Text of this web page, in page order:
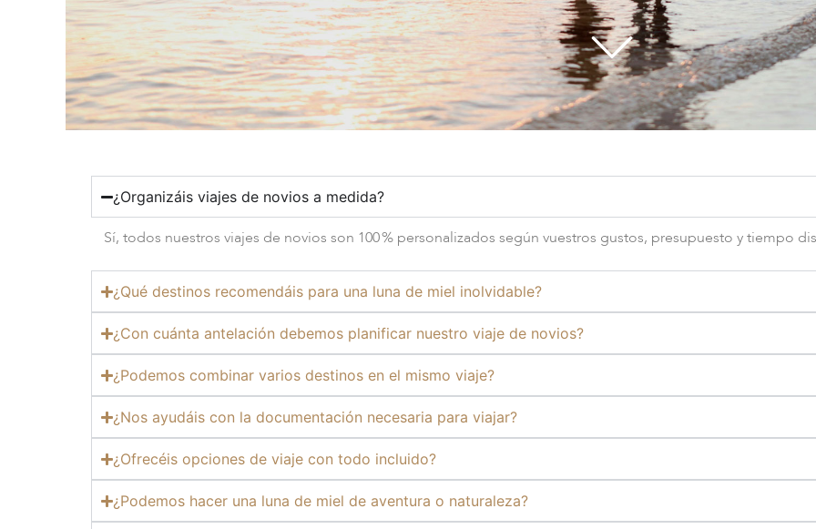
¿Organizáis viajes de novios a medida?
Sí, todos nuestros viajes de novios son 100 % personalizados según vuestros gustos, presupuesto y tiempo
¿Qué destinos recomendáis para una luna de miel inolvidable?
¿Con cuánta antelación debemos planificar nuestro viaje de novios?
¿Podemos combinar varios destinos en el mismo viaje?
¿Nos ayudáis con la documentación necesaria para viajar?
¿Ofrecéis opciones de viaje con todo incluido?
¿Podemos hacer una luna de miel de aventura o naturaleza?